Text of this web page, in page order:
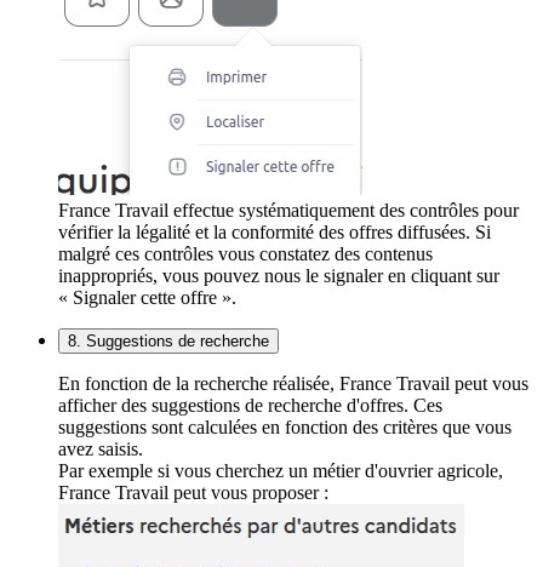
France Travail effectue systématiquement des contrôles pour
vérifier la légalité et la conformité des offres diffusées. Si
malgré ces contrôles vous constatez des contenus
inappropriés, vous pouvez nous le signaler en cliquant sur
« Signaler cette offre ».
8. Suggestions de recherche
En fonction de la recherche réalisée, France Travail peut vous
afficher des suggestions de recherche d'offres. Ces
suggestions sont calculées en fonction des critères que vous
avez saisis.
Par exemple si vous cherchez un métier d'ouvrier agricole,
France Travail peut vous proposer :